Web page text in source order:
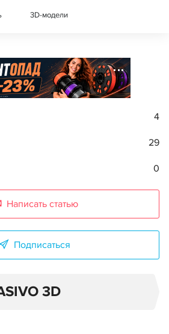
3D-модели
4
29
0
Написать статью
Подписаться
3D